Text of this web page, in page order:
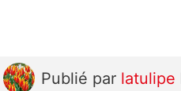
Publié par latulipe